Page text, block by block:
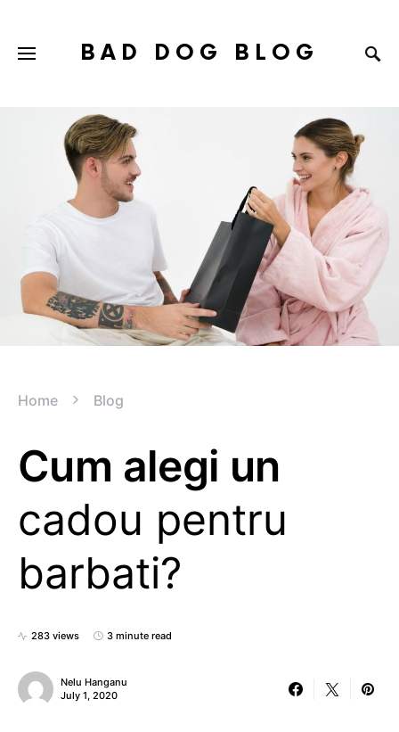
BAD DOG BLOG
Home Blog
Cum alegi un
cadou pentru
barbati?
283 views 3 minute read
Nelu Hanganu
July 1, 2020